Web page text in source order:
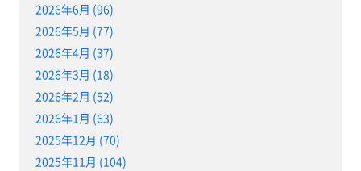
2026年6月 (96)
2026年5月 (77)
2026年4月 (37)
2026年3月 (18)
2026年2月 (52)
2026年1月 (63)
2025年12月 (70)
2025年11月 (104)